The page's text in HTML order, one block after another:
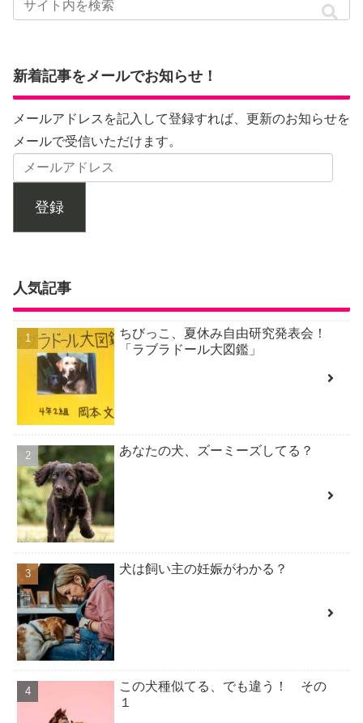
新着記事をメールでお知らせ！
メールアドレスを記入して登録すれば、更新のお知らせを
メールで受信いただけます。
登録
人気記事
ちびっこ、夏休み自由研究発表会！
「ラブラドール大図鑑」
あなたの犬、ズーミーズしてる？
犬は飼い主の妊娠がわかる？
この犬種似てる、でも違う！ その
１